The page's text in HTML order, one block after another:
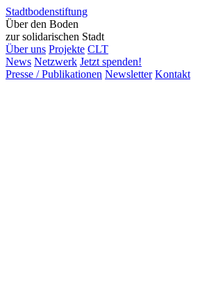
Stadtbodenstiftung
Über den Boden
zur solidarischen Stadt
Über uns Projekte CLT
News Netzwerk Jetzt spenden!
Presse / Publikationen Newsletter Kontakt